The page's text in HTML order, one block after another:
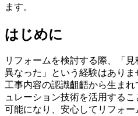
ます。
はじめに
リフォームを検討する際、「
異なった」という経験はありま
工事内容の認識齟齬から生まれ
ュレーション技術を活用する
可能になり、安心してリフォ